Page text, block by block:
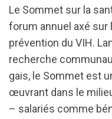
Le Sommet sur la
forum annuel axé sur
prévention du VIH.
recherche
gais, le Sommet est
œuvrant dans le
– salariés comme